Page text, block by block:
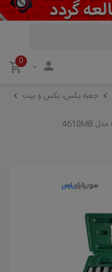
0
جعبه بکس، بکس و بیت